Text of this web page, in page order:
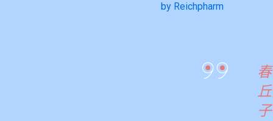
by Reichpharm